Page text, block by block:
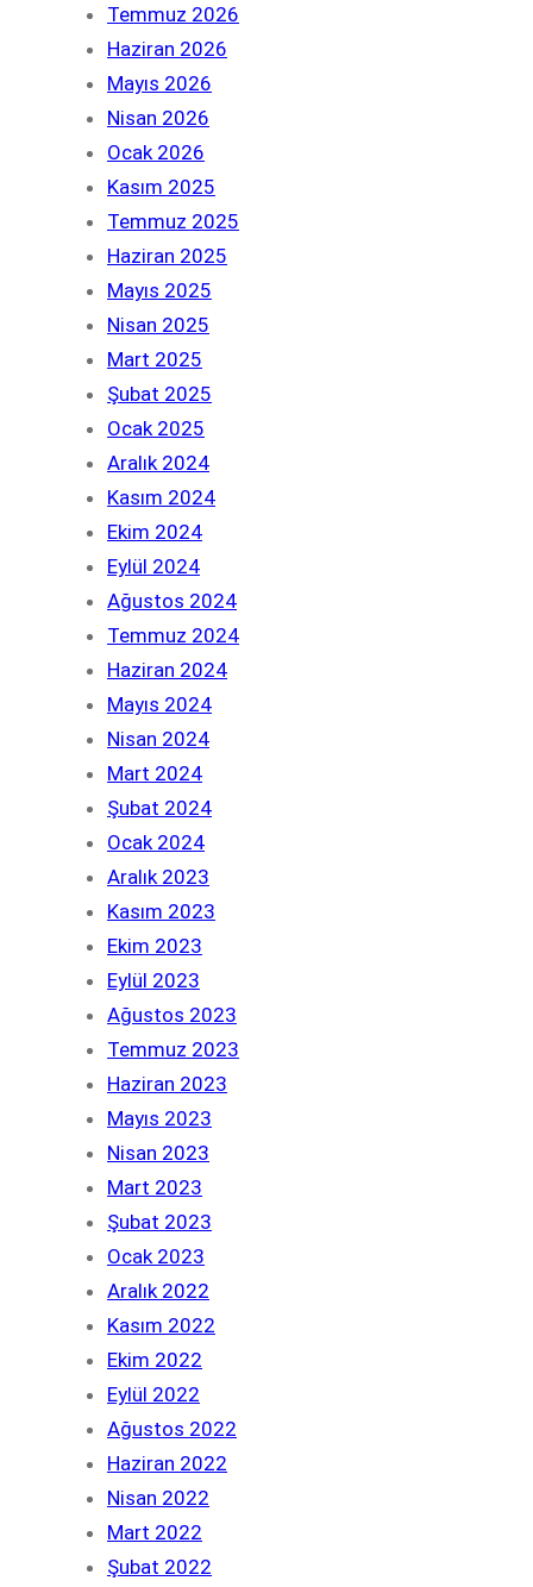
Temmuz 2026
Haziran 2026
Mayıs 2026
Nisan 2026
Ocak 2026
Kasım 2025
Temmuz 2025
Haziran 2025
Mayıs 2025
Nisan 2025
Mart 2025
Şubat 2025
Ocak 2025
Aralık 2024
Kasım 2024
Ekim 2024
Eylül 2024
Ağustos 2024
Temmuz 2024
Haziran 2024
Mayıs 2024
Nisan 2024
Mart 2024
Şubat 2024
Ocak 2024
Aralık 2023
Kasım 2023
Ekim 2023
Eylül 2023
Ağustos 2023
Temmuz 2023
Haziran 2023
Mayıs 2023
Nisan 2023
Mart 2023
Şubat 2023
Ocak 2023
Aralık 2022
Kasım 2022
Ekim 2022
Eylül 2022
Ağustos 2022
Haziran 2022
Nisan 2022
Mart 2022
Şubat 2022